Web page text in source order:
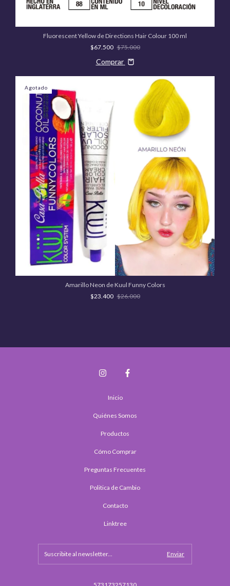
Fluorescent Yellow de Directions Hair Colour 100 ml
$67.500 $75.000
Comprar
Agotado
Amarillo Neon de Kuul Funny Colors
$23.400 $26.000
Inicio
Quiénes Somos
Productos
Cómo Comprar
Preguntas Frecuentes
Politica de Cambio
Contacto
Linktree